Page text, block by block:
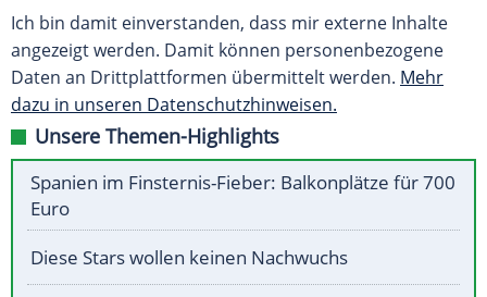
Ich bin damit einverstanden, dass mir externe Inhalte
angezeigt werden. Damit können personenbezogene
Daten an Drittplattformen übermittelt werden. Mehr
dazu in unseren Datenschutzhinweisen.
Unsere Themen-Highlights
Spanien im Finsternis-Fieber: Balkonplätze für 700
Euro
Diese Stars wollen keinen Nachwuchs